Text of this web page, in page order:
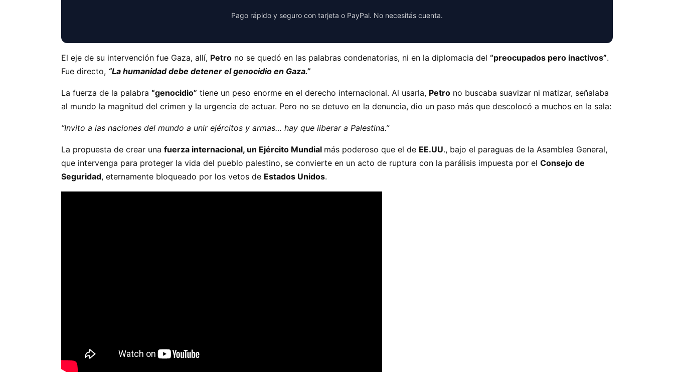
Pago rápido y seguro con tarjeta o PayPal. No necesitás cuenta.
El eje de su intervención fue Gaza, allí, Petro no se quedó en las palabras condenatorias, ni en la diplomacia del “preocupados pero inactivos”.
Fue directo, “La humanidad debe detener el genocidio en Gaza.”
La fuerza de la palabra “genocidio” tiene un peso enorme en el derecho internacional. Al usarla, Petro no buscaba suavizar ni matizar, señalaba
al mundo la magnitud del crimen y la urgencia de actuar. Pero no se detuvo en la denuncia, dio un paso más que descolocó a muchos en la sala:
“Invito a las naciones del mundo a unir ejércitos y armas… hay que liberar a Palestina.”
La propuesta de crear una fuerza internacional, un Ejército Mundial más poderoso que el de EE.UU., bajo el paraguas de la Asamblea General,
que intervenga para proteger la vida del pueblo palestino, se convierte en un acto de ruptura con la parálisis impuesta por el Consejo de
Seguridad, eternamente bloqueado por los vetos de Estados Unidos.